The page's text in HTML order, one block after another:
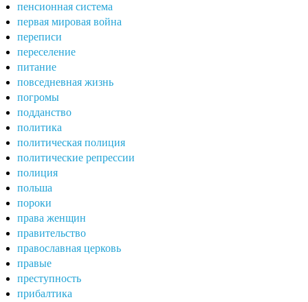
пенсионная система
первая мировая война
переписи
переселение
питание
повседневная жизнь
погромы
подданство
политика
политическая полиция
политические репрессии
полиция
польша
пороки
права женщин
правительство
православная церковь
правые
преступность
прибалтика